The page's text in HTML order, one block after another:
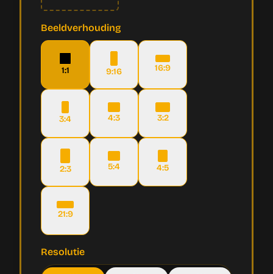
Beeldverhouding
1:1 9:16 16:9
3:4 4:3 3:2
2:3 5:4 4:5
21:9
Resolutie